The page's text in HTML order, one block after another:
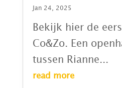
Jan 24, 2025
Bekijk hier de
Co&Zo. Een
tussen Rianne...
read more